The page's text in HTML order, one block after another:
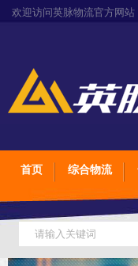
欢迎访问英脉物流官方网站
首页 综合物流